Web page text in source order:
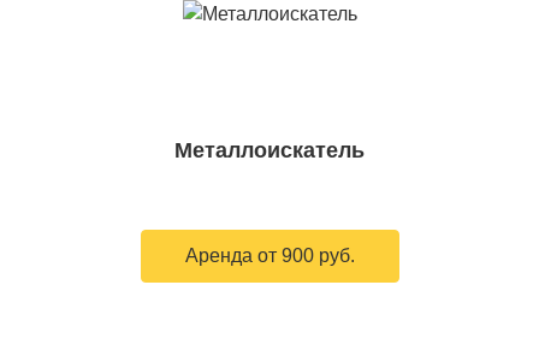
Металлоискатель
Аренда от 900 руб.